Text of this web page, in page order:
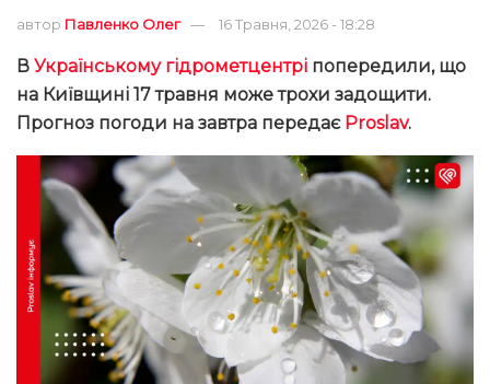
автор Павленко Олег 16 Травня, 2026 - 18:28
В Українському гідрометцентрі попередили, що
на Київщині 17 травня може трохи задощити.
Прогноз погоди на завтра передає Proslav.